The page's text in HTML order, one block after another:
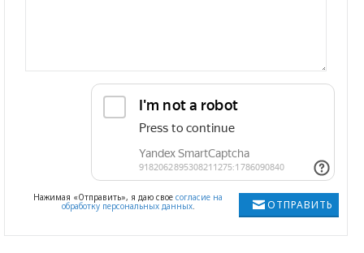
ОТПРАВИТЬ
Нажимая «Отправить», я даю свое согласие на
обработку персональных данных.